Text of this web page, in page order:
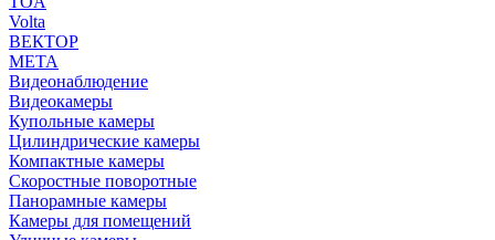
Volta
ВЕКТОР
МЕТА
Видеонаблюдение
Видеокамеры
Купольные камеры
Цилиндрические камеры
Компактные камеры
Скоростные поворотные
Панорамные камеры
Камеры для помещений